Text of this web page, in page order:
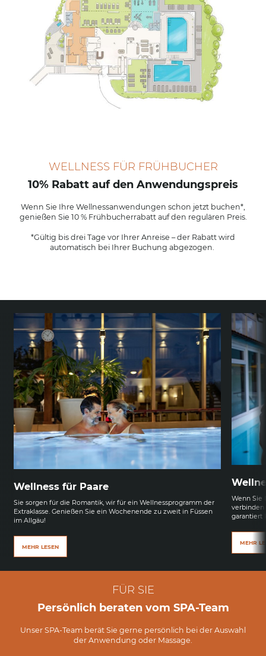
WELLNESS FÜR FRÜHBUCHER
10% Rabatt auf den Anwendungspreis
Wenn Sie Ihre Wellnessanwendungen schon jetzt buchen*,
genießen Sie 10 % Frühbucherrabatt auf den regulären Preis.
*Gültig bis drei Tage vor Ihrer Anreise – der Rabatt wird
automatisch bei Ihrer Buchung abgezogen.
Wellness für Paare
Sie sorgen für die Romantik, wir für ein Wellnessprogramm der
Extraklasse. Genießen Sie ein Wochenende zu zweit in Füssen
im Allgäu!
MEHR LESEN
Wenn Sie
verbinden
garantiert
MEHR
FÜR SIE
Persönlich beraten vom SPA-Team
Unser SPA-Team berät Sie gerne persönlich bei der Auswahl
der Anwendung oder Massage.